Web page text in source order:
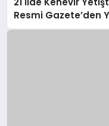
Resmi Gazete’den